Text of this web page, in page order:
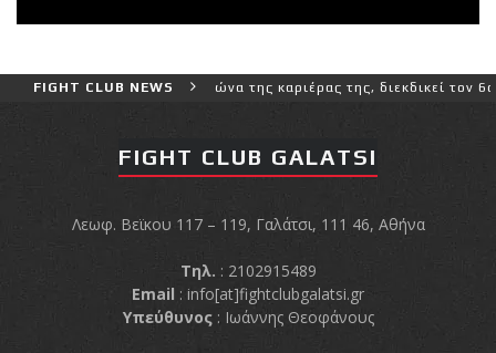
FIGHT CLUB NEWS
και πιο δύσκολο αγώνα της καριέρας της, διεκδικεί τον 6ο
FIGHT CLUB GALATSI
Λεωφ. Βεϊκου 117 – 119, Γαλάτσι, 111 46, Αθήνα
Τηλ. : 2102915489
Email : info[at]fightclubgalatsi.gr
Υπεύθυνος: Ιωάννης Θεοφάνους